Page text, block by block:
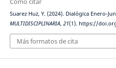
Suarez Huz, Y. (2024). Dialógica Enero-
MULTIDISCIPLINARIA, 21(1). https://
Más formatos de cita